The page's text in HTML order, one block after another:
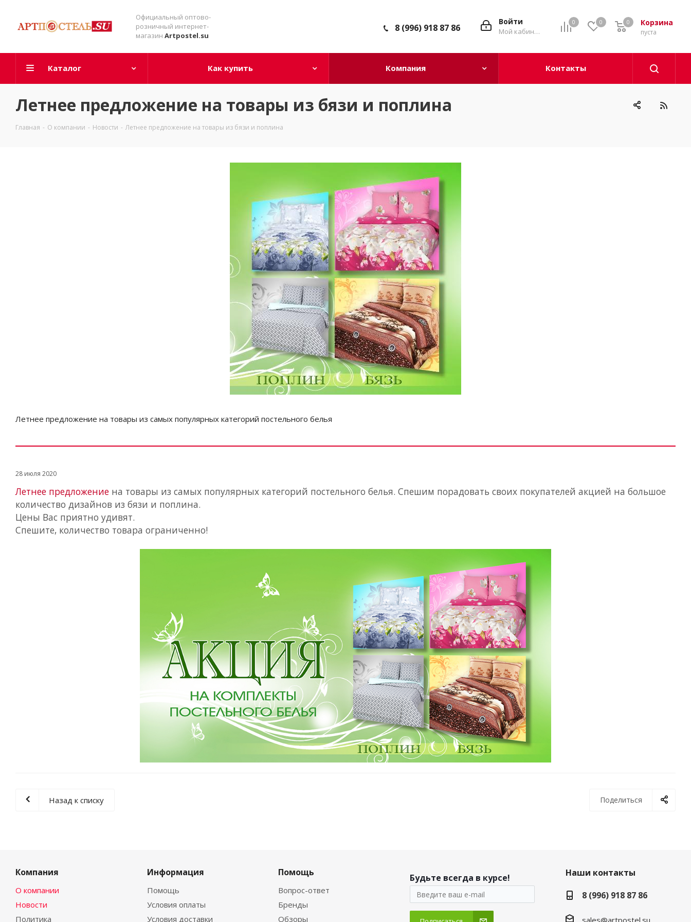
Официальный оптово-
розничный интернет-
магазин Artpostel.su
0 0 Корзина
0
пуста
0
Войти
Мой кабинет
8 (996) 918 87 86
Каталог Как купить Компания Контакты
Летнее предложение на товары из бязи и поплина
Главная - О компании - Новости - Летнее предложение на товары из бязи и поплина
Летнее предложение на товары из самых популярных категорий постельного белья
28 июля 2020
Летнее предложение на товары из самых популярных категорий постельного белья. Спешим порадовать своих покупателей акцией на большое
количество дизайнов из бязи и поплина.
Цены Вас приятно удивят.
Спешите, количество товара ограниченно!
Поделиться
Назад к списку
Компания
О компании
Новости
Политика
Информация
Помощь
Условия оплаты
Условия доставки
Помощь
Вопрос-ответ
Бренды
Обзоры
Будьте всегда в курсе!
Наши контакты
8 (996) 918 87 86
sales@artpostel.su